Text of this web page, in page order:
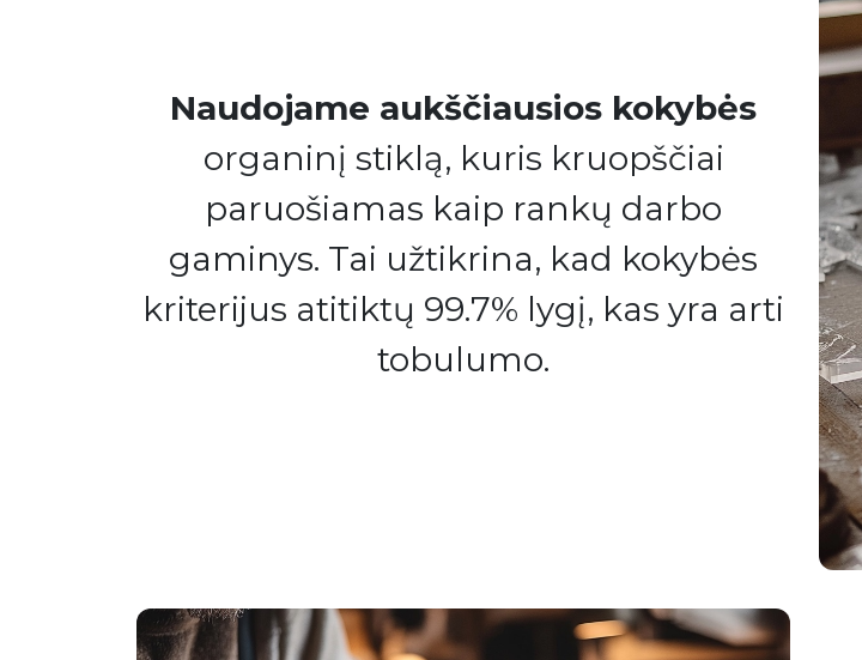
Naudojame aukščiausios kokybės
organinį stiklą, kuris kruopščiai
paruošiamas kaip rankų darbo
gaminys. Tai užtikrina, kad kokybės
kriterijus atitiktų 99.7% lygį, kas yra arti
tobulumo.